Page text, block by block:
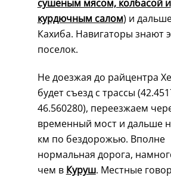
сушеным мясом, колбасой и
курдючным салом) и
Кахиба. Навигаторы знают
поселок.
Не доезжая до райцентра
будет съезд с трассы
46.560280), переезжаем
временный мост и дальше
км по бездорожью. Вполне
нормальная дорога,
чем в Куруш. Местные